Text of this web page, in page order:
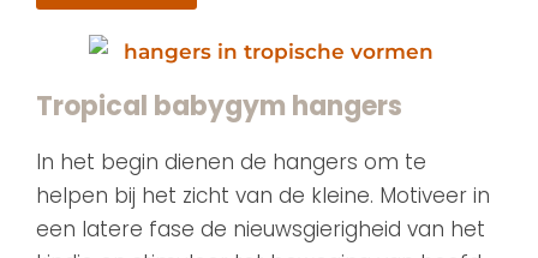
Tropical babygym hangers
In het begin dienen de hangers om te
helpen bij het zicht van de kleine. Motiveer in
een latere fase de nieuwsgierigheid van het